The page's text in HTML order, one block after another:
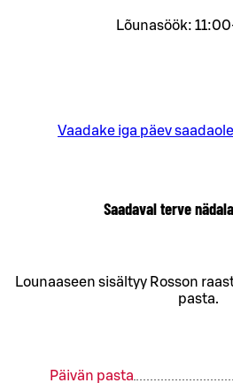
Lõunasöök:
Vaadake iga päev
Saadaval terve
Lounaaseen sisältyy Rosson
pasta.
Päivän pasta